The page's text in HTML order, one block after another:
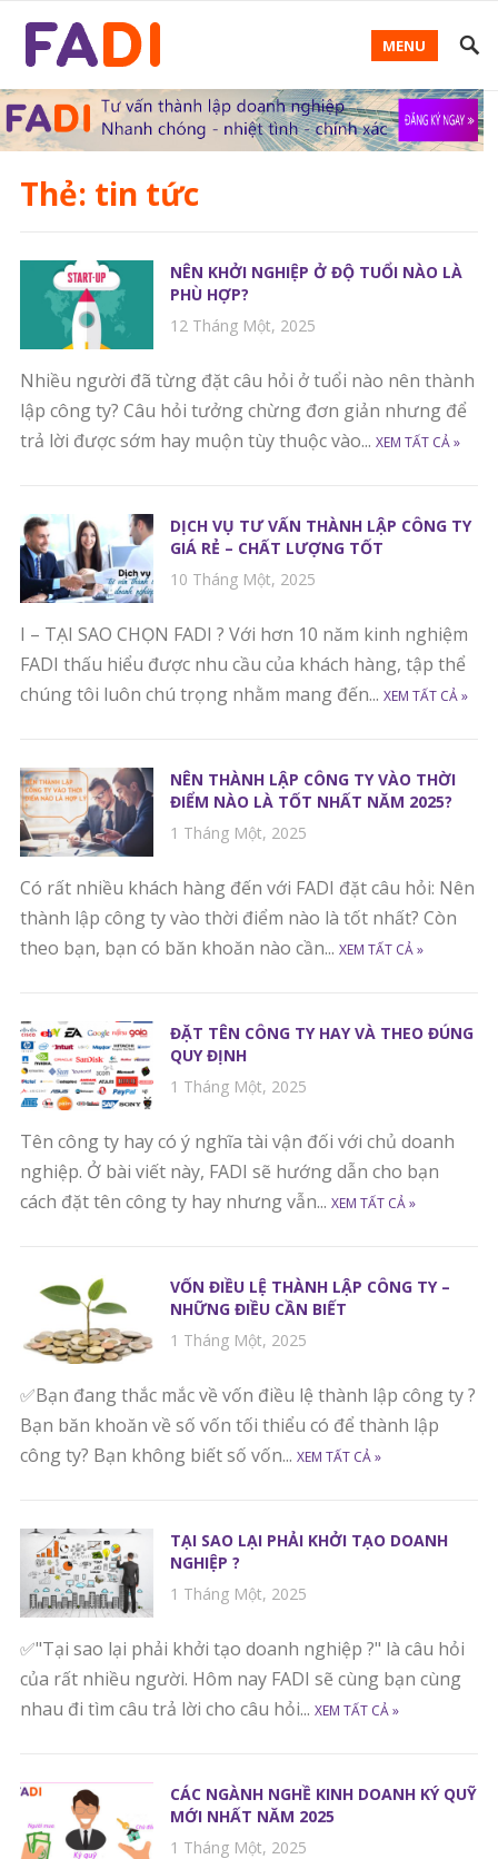
MENU
Thẻ: tin tức
NÊN KHỞI NGHIỆP Ở ĐỘ TUỔI NÀO LÀ
PHÙ HỢP?
12 Tháng Một, 2025
Nhiều người đã từng đặt câu hỏi ở tuổi nào nên thành
lập công ty? Câu hỏi tưởng chừng đơn giản nhưng để
trả lời được sớm hay muộn tùy thuộc vào... XEM TẤT CẢ »
DỊCH VỤ TƯ VẤN THÀNH LẬP CÔNG TY
GIÁ RẺ – CHẤT LƯỢNG TỐT
10 Tháng Một, 2025
I – TẠI SAO CHỌN FADI ? Với hơn 10 năm kinh nghiệm
FADI thấu hiểu được nhu cầu của khách hàng, tập thể
chúng tôi luôn chú trọng nhằm mang đến... XEM TẤT CẢ »
NÊN THÀNH LẬP CÔNG TY VÀO THỜI
ĐIỂM NÀO LÀ TỐT NHẤT NĂM 2025?
1 Tháng Một, 2025
Có rất nhiều khách hàng đến với FADI đặt câu hỏi: Nên
thành lập công ty vào thời điểm nào là tốt nhất? Còn
theo bạn, bạn có băn khoăn nào cần... XEM TẤT CẢ »
ĐẶT TÊN CÔNG TY HAY VÀ THEO ĐÚNG
QUY ĐỊNH
1 Tháng Một, 2025
Tên công ty hay có ý nghĩa tài vận đối với chủ doanh
nghiệp. Ở bài viết này, FADI sẽ hướng dẫn cho bạn
cách đặt tên công ty hay nhưng vẫn... XEM TẤT CẢ »
VỐN ĐIỀU LỆ THÀNH LẬP CÔNG TY –
NHỮNG ĐIỀU CẦN BIẾT
1 Tháng Một, 2025
✅Bạn đang thắc mắc về vốn điều lệ thành lập công ty ?
Bạn băn khoăn về số vốn tối thiểu có để thành lập
công ty? Bạn không biết số vốn... XEM TẤT CẢ »
TẠI SAO LẠI PHẢI KHỞI TẠO DOANH
NGHIỆP ?
1 Tháng Một, 2025
✅"Tại sao lại phải khởi tạo doanh nghiệp ?" là câu hỏi
của rất nhiều người. Hôm nay FADI sẽ cùng bạn cùng
nhau đi tìm câu trả lời cho câu hỏi... XEM TẤT CẢ »
CÁC NGÀNH NGHỀ KINH DOANH KÝ QUỸ
MỚI NHẤT NĂM 2025
1 Tháng Một, 2025